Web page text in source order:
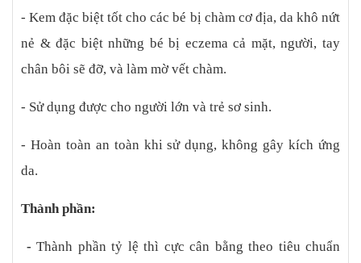
- Kem đặc biệt tốt cho các bé bị chàm cơ địa, da khô nứt
nẻ & đặc biệt những bé bị eczema cả mặt, người, tay
chân bôi sẽ đỡ, và làm mờ vết chàm.
- Sử dụng được cho người lớn và trẻ sơ sinh.
- Hoàn toàn an toàn khi sử dụng, không gây kích ứng
da.
Thành phần:
- Thành phần tỷ lệ thì cực cân bằng theo tiêu chuẩn